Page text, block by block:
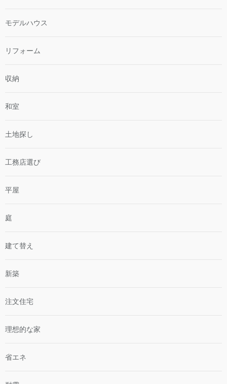
モデルハウス
リフォーム
収納
和室
土地探し
工務店選び
平屋
庭
建て替え
新築
注文住宅
理想的な家
省エネ